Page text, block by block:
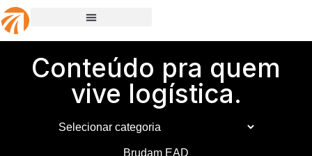
Conteúdo pra quem
vive logística.
Brudam EAD